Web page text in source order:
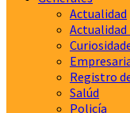
Actualidad
Registro
Salúd
Policía